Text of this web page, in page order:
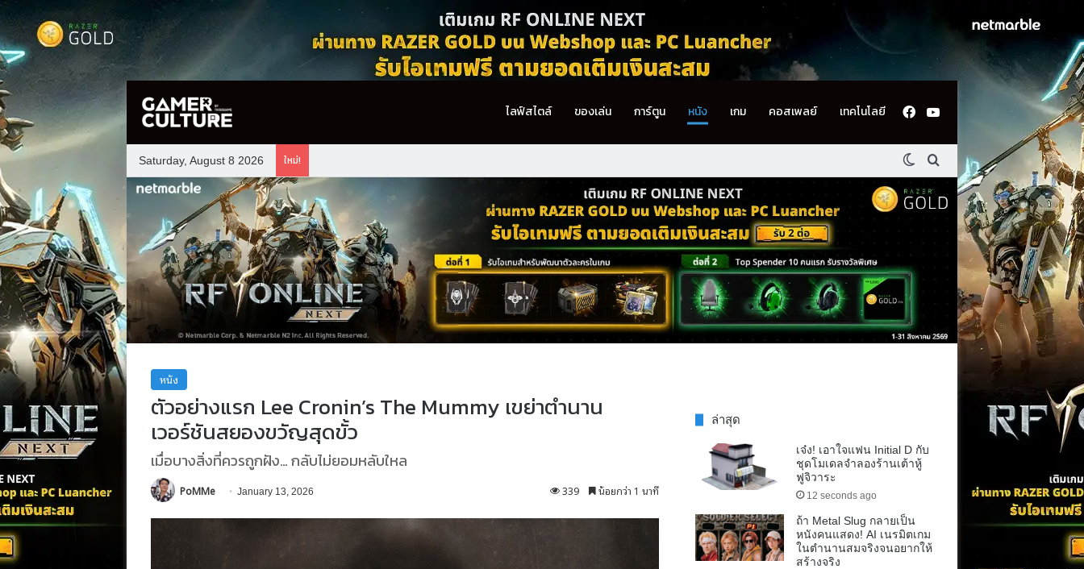
ไลฟ์สไตล์ ของเล่น การ์ตูน หนัง เกม คอสเพลย์ เทคโนโลยี Facebook
YouTube
Saturday, August 8 2026 ใหม่! Switch skin
ค้นหา
หนัง
ตัวอย่างแรก Lee Cronin’s The Mummy เขย่าตำนาน
เวอร์ชันสยองขวัญสุดขั้ว
เมื่อบางสิ่งที่ควรถูกฝัง… กลับไม่ยอมหลับใหล
PoMMe January 13, 2026 339 น้อยกว่า 1 นาที
ล่าสุด
เจ๋ง! เอาใจแฟน Initial D กับ
ชุดโมเดลจำลองร้านเต้าหู้
ฟูจิวาระ
12 seconds ago
ถ้า Metal Slug กลายเป็น
หนังคนแสดง! AI เนรมิตเกม
ในตำนานสมจริงจนอยากให้
สร้างจริง